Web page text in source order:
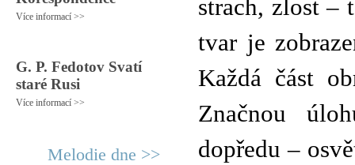
Více informací >>
G. P. Fedotov Svatí
staré Rusi
Více informací >>
Melodie dne >>
strach, zlost –
tvar je
Každá část
Značnou
dopředu –